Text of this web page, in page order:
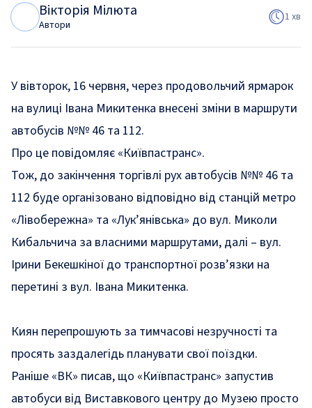
Вікторія Мілюта
Автори
1 хв
У вівторок, 16 червня, через продовольчий ярмарок
на вулиці Івана Микитенка внесені зміни в маршрути
автобусів №№ 46 та 112.
Про це повідомляє «Київпастранс».
Тож, до закінчення торгівлі рух автобусів №№ 46 та
112 буде організовано відповідно від станцій метро
«Лівобережна» та «Лук’янівська» до вул. Миколи
Кибальчича за власними маршрутами, далі – вул.
Ірини Бекешкіної до транспортної розв’язки на
перетині з вул. Івана Микитенка.
Киян перепрошують за тимчасові незручності та
просять заздалегідь планувати свої поїздки.
Раніше «ВК» писав, що «Київпастранс» запустив
автобуси від Виставкового центру до Музею просто